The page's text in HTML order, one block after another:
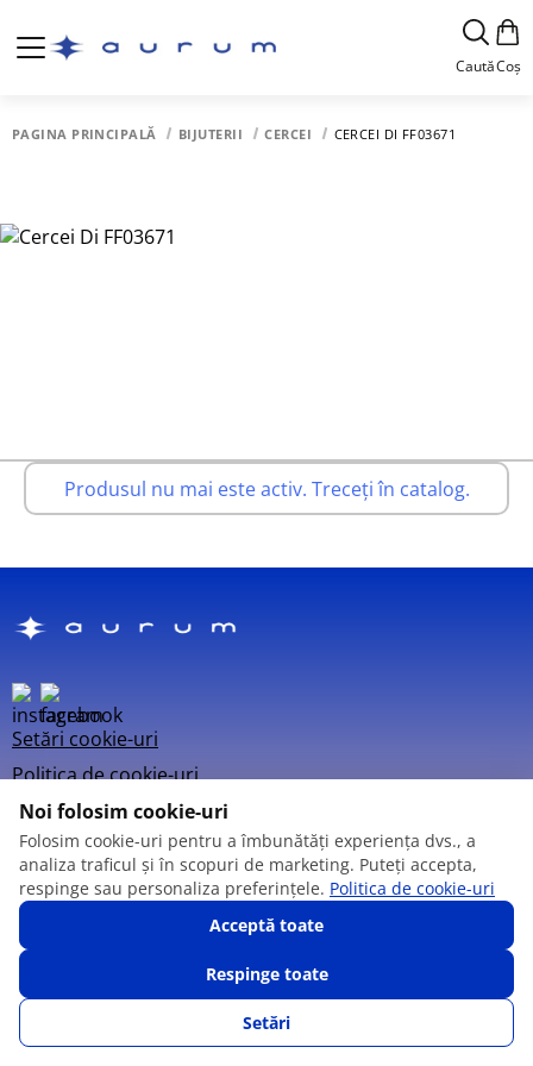
CautăCoș
PAGINA PRINCIPALĂ BIJUTERII CERCEI CERCEI DI FF03671
Produsul nu mai este activ. Treceți în catalog.
Setări cookie-uri
Politica de cookie-uri
© 2013 – 2026
SUNĂ-NE FAVORITE CATALOG AUTENTIFICARE
Noi folosim cookie-uri
Folosim cookie-uri pentru a îmbunătăți experiența dvs., a
analiza traficul și în scopuri de marketing. Puteți accepta,
respinge sau personaliza preferințele. Politica de cookie-uri
Acceptă toate
Respinge toate
Setări